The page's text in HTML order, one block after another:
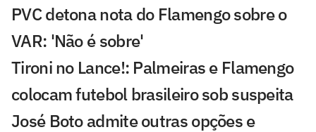
PVC detona nota do Flamengo sobre o
VAR: 'Não é sobre'
Tironi no Lance!: Palmeiras e Flamengo
colocam futebol brasileiro sob suspeita
José Boto admite outras opções e